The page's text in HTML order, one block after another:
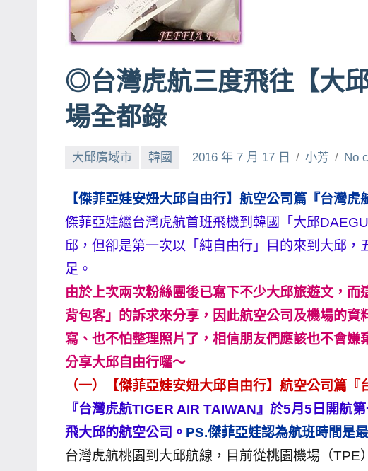
賓、
News
探
節
班
外
景
節
主
持、
吳
哥
窟
旅
遊
書
◎台灣虎航三度飛往【大
場全都錄
大邱廣域市 韓國 2016 年 7 月 17 日 小芳 No
【傑菲亞娃安妞大邱自由行】航空公司篇『台灣
傑菲亞娃繼台灣虎航首班飛機到韓國「大邱
邱，但卻是第一次以「純自由行」目的來到大邱
足。
由於上次兩次粉絲團後已寫下不少大邱旅遊文，
背包客」的訴求來分享，因此航空公司及機場的
寫、也不怕整理照片了，相信朋友們應該也不會
分享大邱自由行囉～
（一）【傑菲亞娃安妞大邱自由行】航空公司篇『
『台灣虎航TIGER AIR TAIWAN』於5月5日開航
飛大邱的航空公司。 PS.傑菲亞娃認為航班時間是
台灣虎航桃園到大邱航線，目前從桃園機場（TPE